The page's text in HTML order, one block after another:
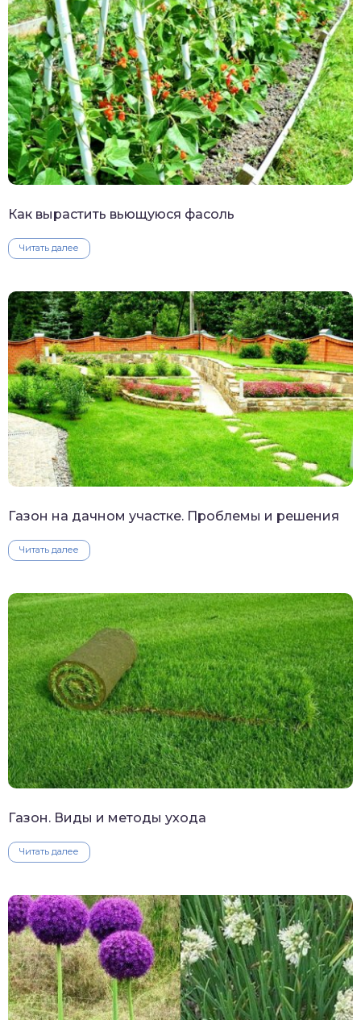
Как вырастить вьющуюся фасоль
Читать далее
Газон на дачном участке. Проблемы и решения
Читать далее
Газон. Виды и методы ухода
Читать далее